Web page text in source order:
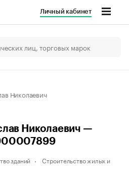
Личный кабинет
Николаевич
Николаевич —
зданий
Строительство жилых и